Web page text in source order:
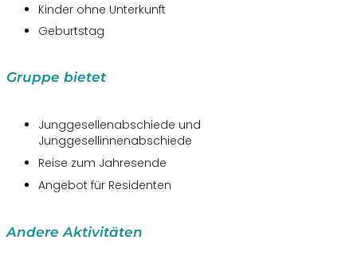
Kinder ohne Unterkunft
Geburtstag
Gruppe bietet
Junggesellenabschiede und
Junggesellinnenabschiede
Reise zum Jahresende
Angebot für Residenten
Andere Aktivitäten